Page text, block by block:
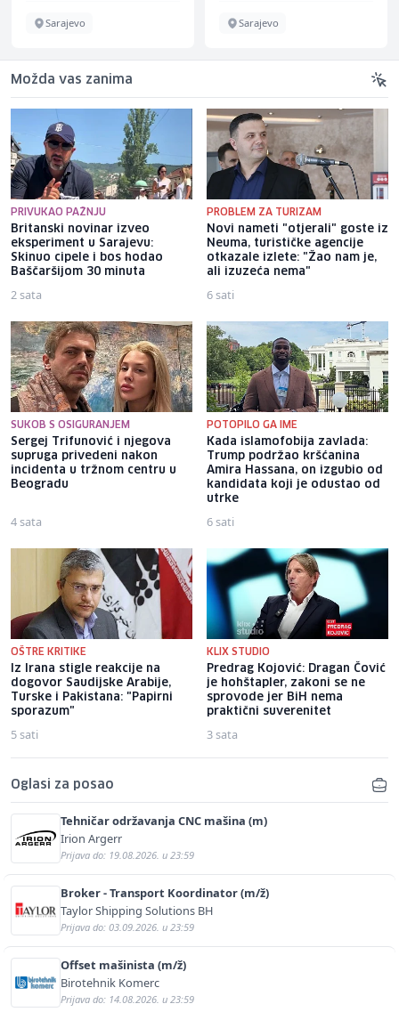
Sarajevo Sarajevo
Možda vas zanima
PRIVUKAO PAŽNJU
Britanski novinar izveo
eksperiment u Sarajevu:
Skinuo cipele i bos hodao
Baščaršijom 30 minuta
2 sata
PROBLEM ZA TURIZAM
Novi nameti "otjerali" goste iz
Neuma, turističke agencije
otkazale izlete: "Žao nam je,
ali izuzeća nema"
6 sati
SUKOB S OSIGURANJEM
Sergej Trifunović i njegova
supruga privedeni nakon
incidenta u tržnom centru u
Beogradu
4 sata
POTOPILO GA IME
Kada islamofobija zavlada:
Trump podržao kršćanina
Amira Hassana, on izgubio od
kandidata koji je odustao od
utrke
6 sati
OŠTRE KRITIKE
Iz Irana stigle reakcije na
dogovor Saudijske Arabije,
Turske i Pakistana: "Papirni
sporazum"
5 sati
KLIX STUDIO
Predrag Kojović: Dragan Čović
je hohštapler, zakoni se ne
sprovode jer BiH nema
praktični suverenitet
3 sata
Oglasi za posao
Tehničar održavanja CNC mašina (m)
Irion Argerr
Prijava do: 19.08.2026. u 23:59
Broker - Transport Koordinator (m/ž)
Taylor Shipping Solutions BH
Prijava do: 03.09.2026. u 23:59
Offset mašinista (m/ž)
Birotehnik Komerc
Prijava do: 14.08.2026. u 23:59